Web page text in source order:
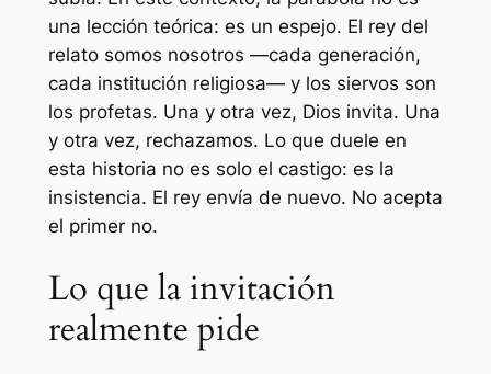
una lección teórica: es un espejo. El rey del
relato somos nosotros —cada generación,
cada institución religiosa— y los siervos son
los profetas. Una y otra vez, Dios invita. Una
y otra vez, rechazamos. Lo que duele en
esta historia no es solo el castigo: es la
insistencia. El rey envía de nuevo. No acepta
el primer no.
Lo que la invitación
realmente pide